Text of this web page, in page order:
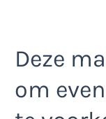
Deze
om